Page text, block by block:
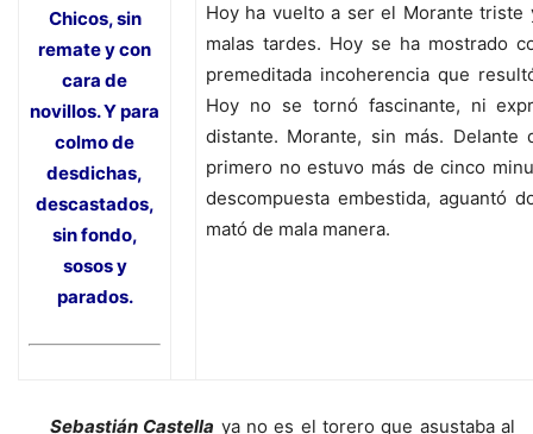
Chicos, sin
remate y con
cara de
novillos. Y para
colmo de
desdichas,
descastados,
sin fondo,
sosos y
parados.
Hoy ha vuelto a ser el Morante triste
malas tardes. Hoy se ha mostrado
premeditada incoherencia que
Hoy no se tornó fascinante, ni
distante. Morante, sin más. Delante
primero no estuvo más de cinco
descompuesta embestida, aguantó
mató de mala manera.
Sebastián Castella ya no es el torero que asustaba al